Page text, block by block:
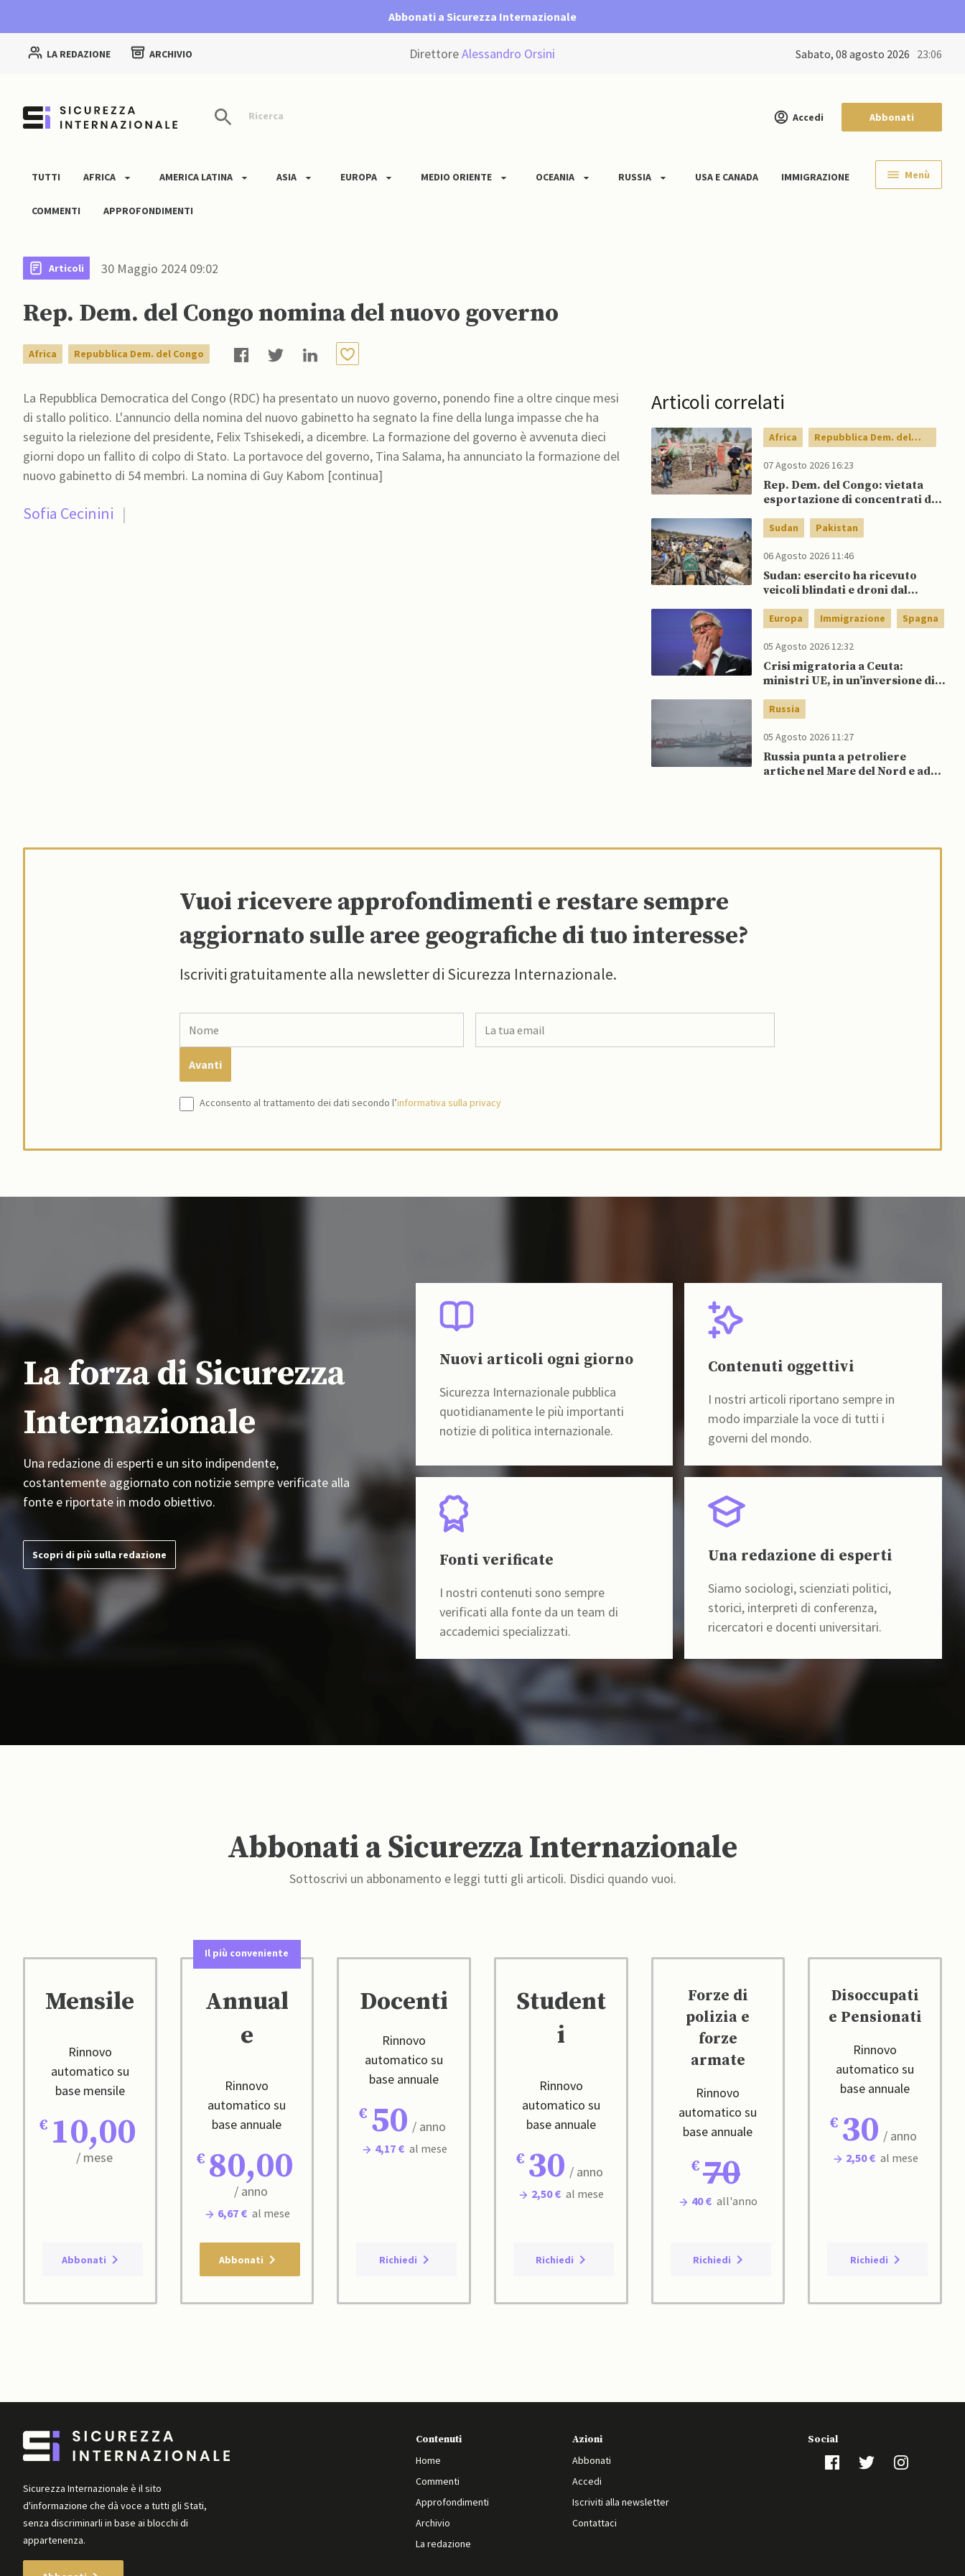
Abbonati a Sicurezza Internazionale
LA REDAZIONE ARCHIVIO DirettoreAlessandro Orsini sabato, 08 agosto 2026 23:06
Ricerca Accedi Abbonati
TUTTI AFRICA AMERICA LATINA ASIA EUROPA MEDIO ORIENTE OCEANIA RUSSIA USA E CANADA IMMIGRAZIONE
COMMENTI APPROFONDIMENTI
Menù
Articoli 30 Maggio 2024 09:02
Rep. Dem. del Congo nomina del nuovo governo
Africa Repubblica Dem. del Congo
La Repubblica Democratica del Congo (RDC) ha presentato un nuovo governo, ponendo fine a oltre cinque mesi
di stallo politico. L'annuncio della nomina del nuovo gabinetto ha segnato la fine della lunga impasse che ha
seguito la rielezione del presidente, Felix Tshisekedi, a dicembre. La formazione del governo è avvenuta dieci
giorni dopo un fallito di colpo di Stato. La portavoce del governo, Tina Salama, ha annunciato la formazione del
nuovo gabinetto di 54 membri. La nomina di Guy Kabom [continua]
Sofia Cecinini |
Articoli correlati
Africa
Repubblica Dem. del
Congo
07 Agosto 2026 16:23
Rep. Dem. del Congo: vietata
esportazione di concentrati di
Sudan Pakistan
06 Agosto 2026 11:46
Sudan: esercito ha ricevuto
veicoli blindati e droni dal
Europa Immigrazione Spagna
05 Agosto 2026 12:32
Crisi migratoria a Ceuta:
ministri UE, in un’inversione di
sostegno della Spagna
Russia
05 Agosto 2026 11:27
Russia punta a petroliere
artiche nel Mare del Nord e ad
Vuoi ricevere approfondimenti e restare sempre
aggiornato sulle aree geografiche di tuo interesse?
Iscriviti gratuitamente alla newsletter di Sicurezza Internazionale.
Acconsento al trattamento dei dati secondo l’informativa sulla privacy
La forza di Sicurezza
Internazionale
Una redazione di esperti e un sito indipendente,
costantemente aggiornato con notizie sempre verificate alla
fonte e riportate in modo obiettivo.
Scopri di più sulla redazione
Nuovi articoli ogni giorno
Sicurezza Internazionale pubblica
quotidianamente le più importanti
notizie di politica internazionale.
Contenuti oggettivi
I nostri articoli riportano sempre in
modo imparziale la voce di tutti i
governi del mondo.
Fonti verificate
I nostri contenuti sono sempre
verificati alla fonte da un team di
accademici specializzati.
Una redazione di esperti
Siamo sociologi, scienziati politici,
storici, interpreti di conferenza,
ricercatori e docenti universitari.
Abbonati a Sicurezza Internazionale
Sottoscrivi un abbonamento e leggi tutti gli articoli. Disdici quando vuoi.
Mensile
Rinnovo
automatico su
base mensile
10,00
/ mese
Abbonati
Il più conveniente
Annual
e
Rinnovo
automatico su
base annuale
80,00
/ anno
6,67 € al mese
Abbonati
Docenti
Rinnovo
automatico su
base annuale
50 / anno
4,17 € al mese
Richiedi
Student
i
Rinnovo
automatico su
base annuale
30 / anno
2,50 € al mese
Richiedi
Forze di
polizia e
forze
armate
Rinnovo
automatico su
base annuale
70
40 € all'anno
Richiedi
Disoccupati
e Pensionati
Rinnovo
automatico su
base annuale
30 / anno
2,50 € al mese
Richiedi
Sicurezza Internazionale è il sito
d'informazione che dà voce a tutti gli Stati,
senza discriminarli in base ai blocchi di
appartenenza.
Contenuti
Home
Commenti
Approfondimenti
Archivio
La redazione
Azioni
Abbonati
Accedi
Iscriviti alla newsletter
Contattaci
Social